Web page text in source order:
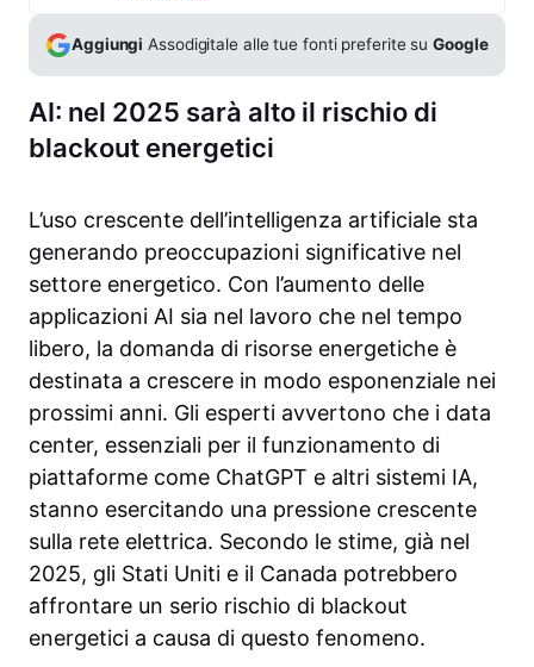
Aggiungi Assodigitale alle tue fonti preferite suGoogle
AI: nel 2025 sarà alto il rischio di
blackout energetici
L’uso crescente dell’intelligenza artificiale sta
generando preoccupazioni significative nel
settore energetico. Con l’aumento delle
applicazioni AI sia nel lavoro che nel tempo
libero, la domanda di risorse energetiche è
destinata a crescere in modo esponenziale nei
prossimi anni. Gli esperti avvertono che i data
center, essenziali per il funzionamento di
piattaforme come ChatGPT e altri sistemi IA,
stanno esercitando una pressione crescente
sulla rete elettrica. Secondo le stime, già nel
2025, gli Stati Uniti e il Canada potrebbero
affrontare un serio rischio di blackout
energetici a causa di questo fenomeno.